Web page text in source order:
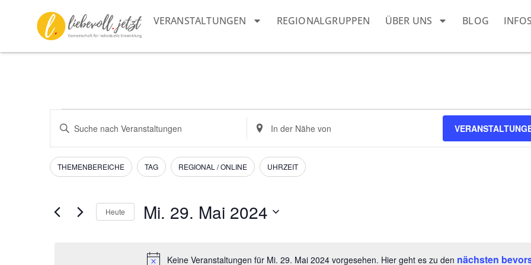
VERANSTALTUNGEN REGIONALGRUPPEN ÜBER UNS BLOG INFOS
Keine Veranstaltungen für Mi. 29. Mai 2024 vorgesehen. Hier geht es zu den nächsten
Veranstaltungen
Suche
und
Navigation
Bitte
Schlüsselwort
Suche
nach
Veranstaltungen
Schlüsselwort.
Standort
eingeben.
Suche
nach
Veranstaltungen.
Filter
Das
Ändern
Formular-
Eingabefelder
THEMENBEREICHE TAG REGIONAL / ONLINE UHRZEIT
Heute Mi. 29. Mai 2024